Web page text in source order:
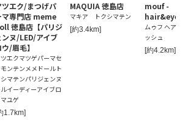
ツエク/まつげパ
マ専門店 meme
徳島店【パリジ
ンヌ/LED/アイブ
/眉毛】
エクマツゲパーマセ
ンテンメメドールト
マテンパリジェンヌ
イーディーアイブロ
ユゲ
1.7km]
MAQUIA 徳島店
マキア トクシマテン
[約3.4km]
mouf -
ムゥフ ヘアア
ッシュ
[約4.2km]